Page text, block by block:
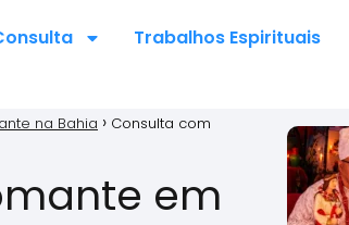
Trabalhos Espirituais
na Bahia
Consulta com
em